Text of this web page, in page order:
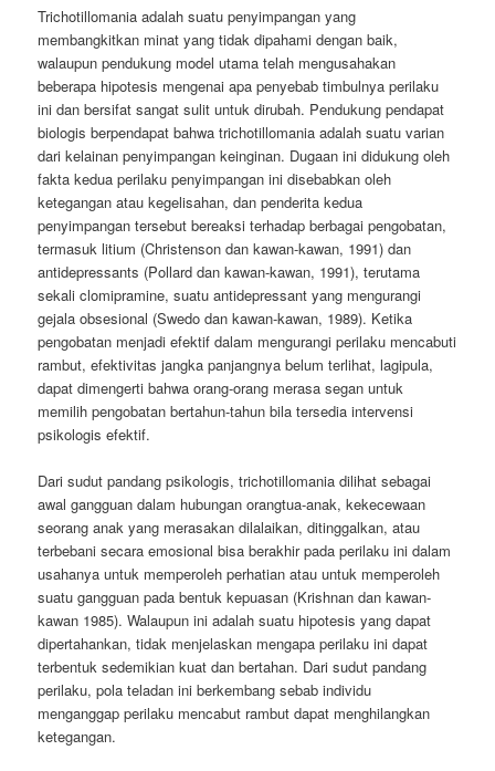
Trichotillomania adalah suatu penyimpangan yang
membangkitkan minat yang tidak dipahami dengan baik,
walaupun pendukung model utama telah mengusahakan
beberapa hipotesis mengenai apa penyebab timbulnya perilaku
ini dan bersifat sangat sulit untuk dirubah. Pendukung pendapat
biologis berpendapat bahwa trichotillomania adalah suatu varian
dari kelainan penyimpangan keinginan. Dugaan ini didukung oleh
fakta kedua perilaku penyimpangan ini disebabkan oleh
ketegangan atau kegelisahan, dan penderita kedua
penyimpangan tersebut bereaksi terhadap berbagai pengobatan,
termasuk litium (Christenson dan kawan-kawan, 1991) dan
antidepressants (Pollard dan kawan-kawan, 1991), terutama
sekali clomipramine, suatu antidepressant yang mengurangi
gejala obsesional (Swedo dan kawan-kawan, 1989). Ketika
pengobatan menjadi efektif dalam mengurangi perilaku mencabuti
rambut, efektivitas jangka panjangnya belum terlihat, lagipula,
dapat dimengerti bahwa orang-orang merasa segan untuk
memilih pengobatan bertahun-tahun bila tersedia intervensi
psikologis efektif.
Dari sudut pandang psikologis, trichotillomania dilihat sebagai
awal gangguan dalam hubungan orangtua-anak, kekecewaan
seorang anak yang merasakan dilalaikan, ditinggalkan, atau
terbebani secara emosional bisa berakhir pada perilaku ini dalam
usahanya untuk memperoleh perhatian atau untuk memperoleh
suatu gangguan pada bentuk kepuasan (Krishnan dan kawan-
kawan 1985). Walaupun ini adalah suatu hipotesis yang dapat
dipertahankan, tidak menjelaskan mengapa perilaku ini dapat
terbentuk sedemikian kuat dan bertahan. Dari sudut pandang
perilaku, pola teladan ini berkembang sebab individu
menganggap perilaku mencabut rambut dapat menghilangkan
ketegangan.